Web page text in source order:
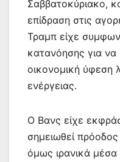
Σαββατοκύριακο,
επίδραση στις
Τραμπ είχε
κατανόησης για να
οικονομική
ενέργειας.
Ο Βανς είχε
σημειωθεί
όμως ιρανικά